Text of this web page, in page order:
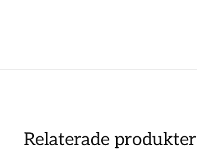
Relaterade produkter